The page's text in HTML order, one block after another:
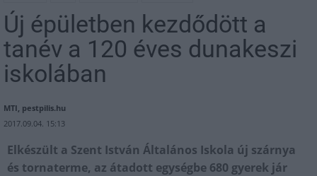
Új épületben kezdődött a
tanév a 120 éves dunakeszi
iskolában
MTI, pestpilis.hu
2017.09.04. 15:13
Elkészült a Szent István Általános Iskola új szárnya
és tornaterme, az átadott egységbe 680 gyerek jár